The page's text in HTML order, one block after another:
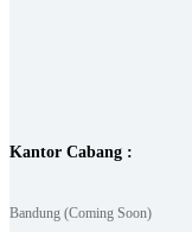
Kantor Cabang :
Bandung (Coming Soon)